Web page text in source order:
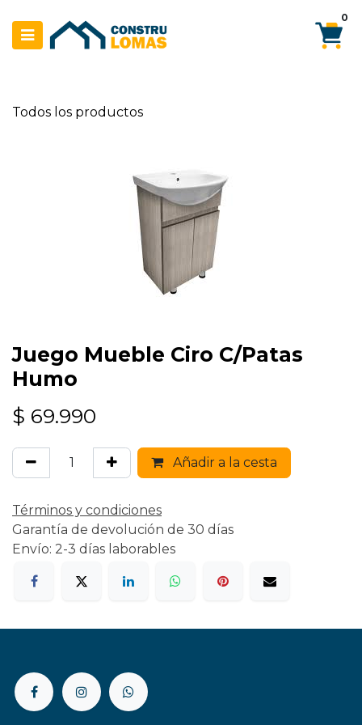
0
Todos los productos
Juego Mueble Ciro C/Patas
Humo
$ 69.990
Añadir a la cesta
Términos y condiciones
Garantía de devolución de 30 días
Envío: 2-3 días laborables